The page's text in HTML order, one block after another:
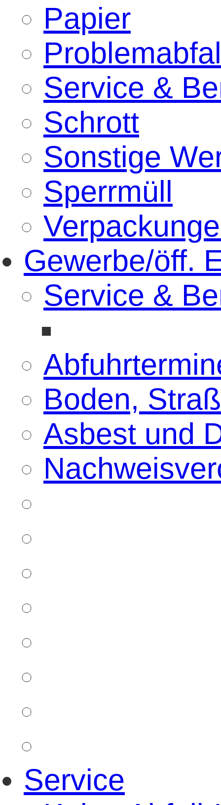
Papier
Service &
Schrott
Sonstige
Sperrmüll
Gewerbe/öff.
Service &
Boden,
Asbest und
Service